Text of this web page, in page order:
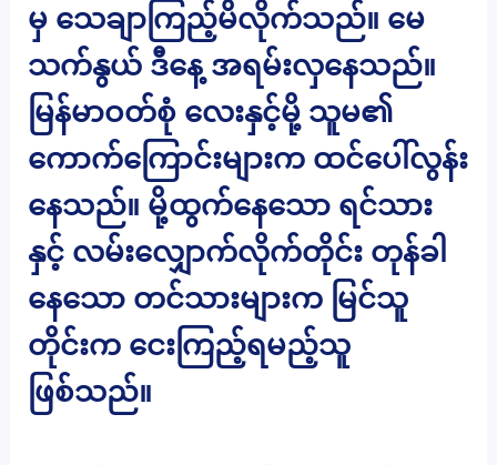
မှ သေချာကြည့်မိလိုက်သည်။ မေ
သက်နွယ် ဒီနေ့ အရမ်းလှနေသည်။
မြန်မာဝတ်စုံ လေးနှင့်မို့ သူမ၏
ကောက်ကြောင်းများက ထင်ပေါ်လွန်း
နေသည်။ မို့ထွက်နေသော ရင်သား
နှင့် လမ်းလျှောက်လိုက်တိုင်း တုန်ခါ
နေသော တင်သားများက မြင်သူ
တိုင်းက ငေးကြည့်ရမည့်သူ
ဖြစ်သည်။